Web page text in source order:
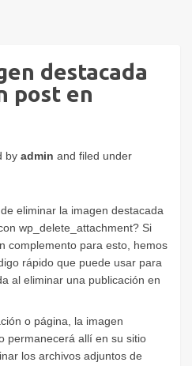
destacada
post en
byadmin and filed under
eliminar la imagen destacada
wp_delete_attachment? Si
complemento para esto, hemos
rápido que puede usar para
al eliminar una publicación en
o página, la imagen
permanecerá allí en su sitio
los archivos adjuntos de